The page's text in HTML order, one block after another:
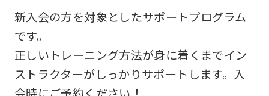
新入会の方を対象としたサポートプログラム
です。
正しいトレーニング方法が身に着くまでイン
ストラクターがしっかりサポートします。入
so
may
not
be